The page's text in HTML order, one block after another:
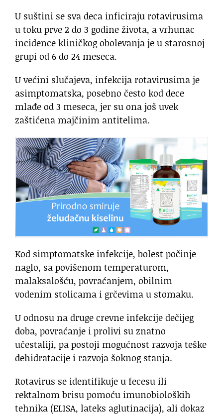
U suštini se sva deca inficiraju rotavirusima
u toku prve 2 do 3 godine života, a vrhunac
incidence kliničkog obolevanja je u starosnoj
grupi od 6 do 24 meseca.
U većini slučajeva, infekcija rotavirusima je
asimptomatska, posebno često kod dece
mlađe od 3 meseca, jer su ona još uvek
zaštićena majčinim antitelima.
Kod simptomatske infekcije, bolest počinje
naglo, sa povišenom temperaturom,
malaksalošću, povraćanjem, obilnim
vodenim stolicama i grčevima u stomaku.
U odnosu na druge crevne infekcije dečijeg
doba, povraćanje i prolivi su znatno
učestaliji, pa postoji mogućnost razvoja teške
dehidratacije i razvoja šoknog stanja.
Rotavirus se identifikuje u fecesu ili
rektalnom brisu pomoću imunobioloških
tehnika (ELISA, lateks aglutinacija), ali dokaz